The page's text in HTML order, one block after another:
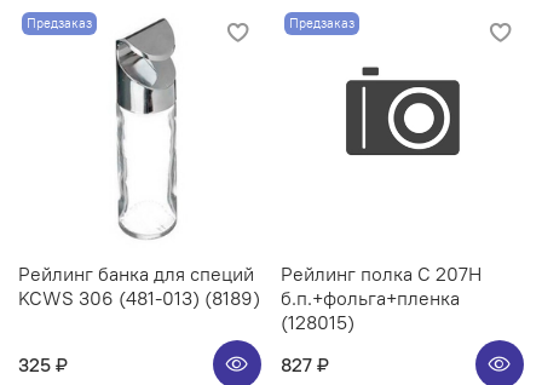
Предзаказ
Рейлинг банка для специй
KCWS 306 (481-013) (8189)
325 ₽
Предзаказ
Рейлинг полка C 207H
б.п.+фольга+пленка
(128015)
827 ₽